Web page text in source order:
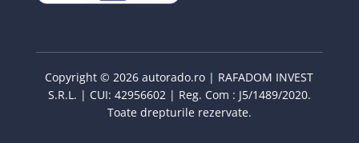
Copyright © 2026 autorado.ro | RAFADOM INVEST
S.R.L. | CUI: 42956602 | Reg. Com : J5/1489/2020.
Toate drepturile rezervate.